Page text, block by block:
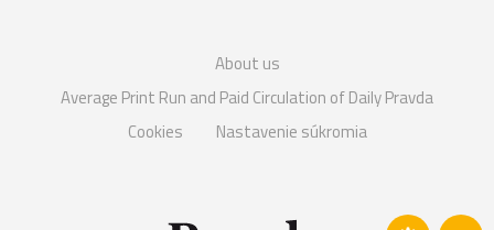
About us
Average Print Run and Paid Circulation of Daily Pravda
Cookies
Nastavenie súkromia